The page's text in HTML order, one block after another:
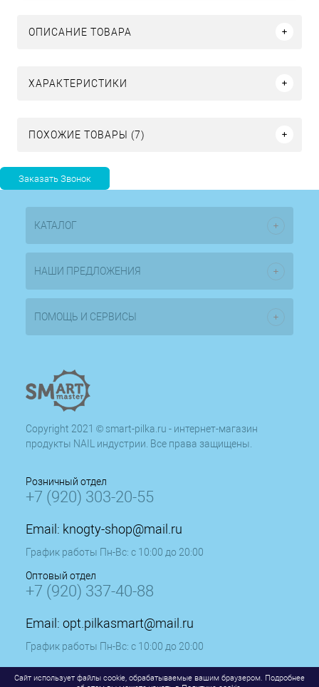
ОПИСАНИЕ ТОВАРА
ХАРАКТЕРИСТИКИ
ПОХОЖИЕ ТОВАРЫ (7)
КАТАЛОГ
НАШИ ПРЕДЛОЖЕНИЯ
ПОМОЩЬ И СЕРВИСЫ
Copyright 2021 © smart-pilka.ru - интернет-магазин
продукты NAIL индустрии. Все права защищены.
Розничный отдел
+7 (920) 303-20-55
Email: knogty-shop@mail.ru
График работы Пн-Вс: с 10:00 до 20:00
Оптовый отдел
+7 (920) 337-40-88
Email: opt.pilkasmart@mail.ru
График работы Пн-Вс: с 10:00 до 20:00
Сайт использует файлы cookie, обрабатываемые вашим браузером. Подробнее